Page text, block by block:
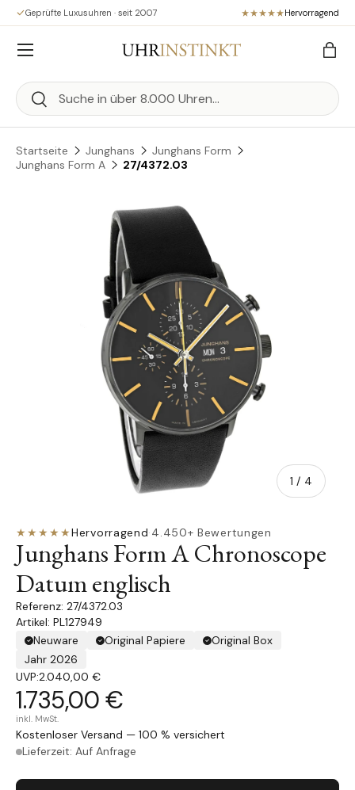
Direkt zum Inhalt
Geprüfte Luxusuhren · seit 2007 Hervorragend
Suchen
Suchen
Menü
Startseite Junghans
Junghans Form
Junghans Form A
27/4372.03
Zu Produktinformationen springen
1 / von
4
★★★★★Hervorragend·4.450+ Bewertungen
Junghans Form A Chronoscope
Datum englisch
27/4372.03
Artikel: PL127949
Neuware
Original Papiere
Original Box
Jahr 2026
UVP:2.040,00 €
1.735,00 €
inkl. MwSt.
Kostenloser Versand — 100 % versichert
Lieferzeit: Auf Anfrage